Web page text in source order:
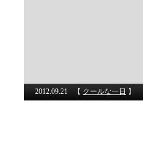
2012.09.21 【 クールな一日 】